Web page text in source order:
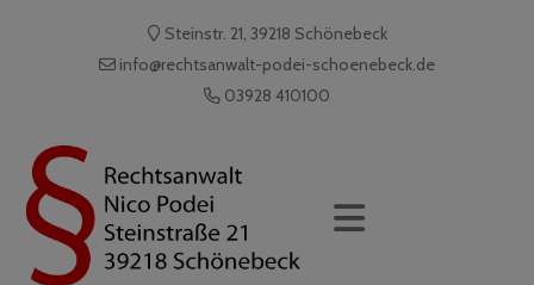
Steinstr. 21, 39218 Schönebeck
info@rechtsanwalt-podei-schoenebeck.de
03928 410100